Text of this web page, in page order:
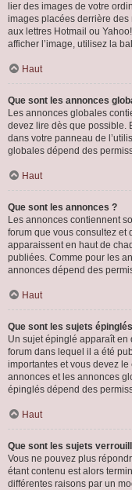
lier des images de votre
images placées derrière des
aux lettres Hotmail ou
afficher l’image, utilisez la
Haut
Que sont les annonces
Les annonces globales
devez lire dès que possible.
dans votre panneau de
globales dépend des
Haut
Que sont les annonces ?
Les annonces contiennent
forum que vous consultez et
apparaissent en haut de
publiées. Comme pour les
annonces dépend des
Haut
Que sont les sujets
Un sujet épinglé apparaît
forum dans lequel il a été
importantes et vous devez
annonces et les annonces
épinglés dépend des
Haut
Que sont les sujets
Vous ne pouvez plus
étant contenu est alors
différentes raisons par un